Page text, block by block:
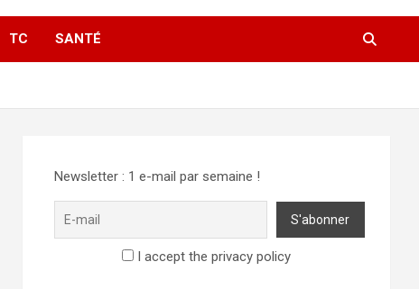
TC SANTÉ
Newsletter : 1 e-mail par semaine !
I accept the privacy policy